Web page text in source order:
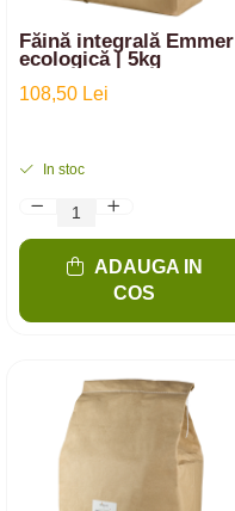
Făină integrală Emmer
ecologică | 5kg
108,50 Lei
In stoc
ADAUGA IN
COS